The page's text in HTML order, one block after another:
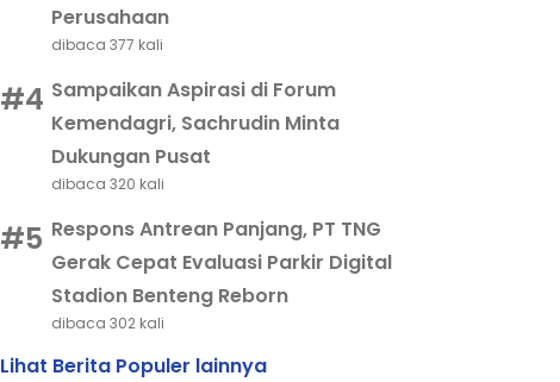
Perusahaan
dibaca 377 kali
#4 Sampaikan Aspirasi di Forum
Kemendagri, Sachrudin Minta
Dukungan Pusat
dibaca 320 kali
#5 Respons Antrean Panjang, PT TNG
Gerak Cepat Evaluasi Parkir Digital
Stadion Benteng Reborn
dibaca 302 kali
Lihat Berita Populer lainnya